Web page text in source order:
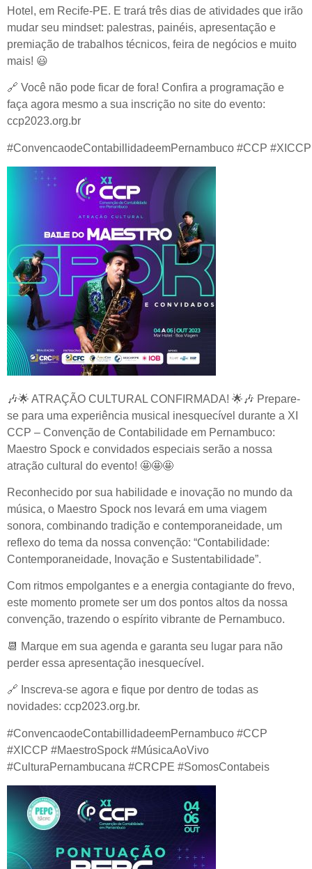
Hotel, em Recife-PE. E trará três dias de atividades que irão
mudar seu mindset: palestras, painéis, apresentação e
premiação de trabalhos técnicos, feira de negócios e muito
mais! 😃
🔗 Você não pode ficar de fora! Confira a programação e
faça agora mesmo a sua inscrição no site do evento:
ccp2023.org.br
#ConvencaodeContabillidadeemPernambuco #CCP
🎶🌟 ATRAÇÃO CULTURAL CONFIRMADA! 🌟🎶 Prepare-
se para uma experiência musical inesquecível durante a XI
CCP – Convenção de Contabilidade em Pernambuco:
Maestro Spock e convidados especiais serão a nossa
atração cultural do evento! 🤩🤩🤩
Reconhecido por sua habilidade e inovação no mundo da
música, o Maestro Spock nos levará em uma viagem
sonora, combinando tradição e contemporaneidade, um
reflexo do tema da nossa convenção: “Contabilidade:
Contemporaneidade, Inovação e Sustentabilidade”.
Com ritmos empolgantes e a energia contagiante do frevo,
este momento promete ser um dos pontos altos da nossa
convenção, trazendo o espírito vibrante de Pernambuco.
📆 Marque em sua agenda e garanta seu lugar para não
perder essa apresentação inesquecível.
🔗 Inscreva-se agora e fique por dentro de todas as
novidades: ccp2023.org.br.
#ConvencaodeContabillidadeemPernambuco #CCP
#XICCP #MaestroSpock #MúsicaAoVivo
#CulturaPernambucana #CRCPE #SomosContabeis